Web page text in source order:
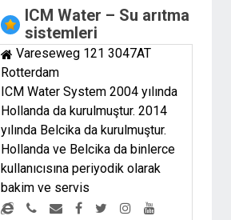
ICM Water – Su arıtma
sistemleri
Vareseweg 121 3047AT
Rotterdam
ICM Water System 2004 yılında
Hollanda da kurulmuştur. 2014
yılında Belcika da kurulmuştur.
Hollanda ve Belcika da binlerce
kullanıcısına periyodik olarak
bakim ve servis